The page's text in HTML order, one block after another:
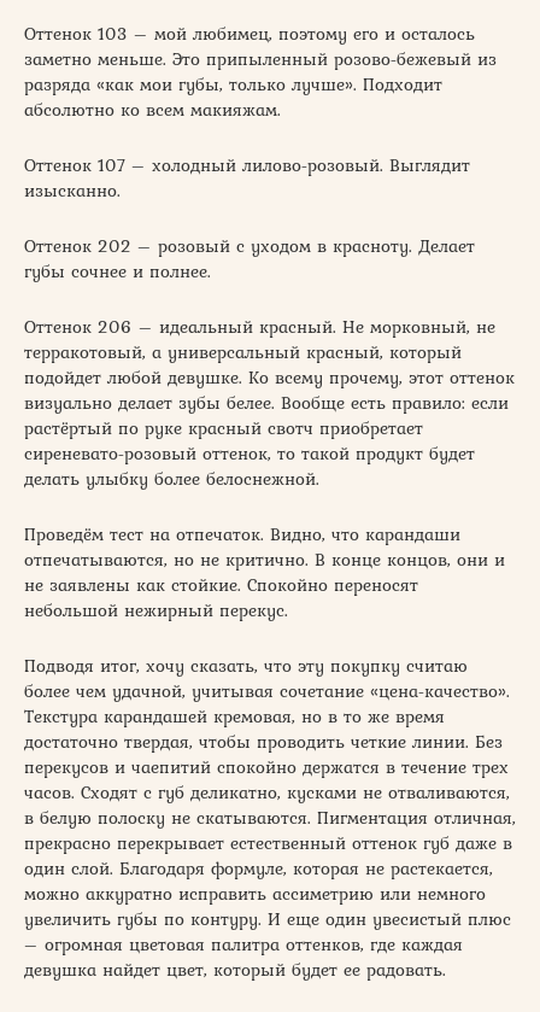
Оттенок 103 – мой любимец, поэтому его и осталось
заметно меньше. Это припыленный розово-бежевый из
разряда «как мои губы, только лучше». Подходит
абсолютно ко всем макияжам.
Оттенок 107 – холодный лилово-розовый. Выглядит
изысканно.
Оттенок 202 – розовый с уходом в красноту. Делает
губы сочнее и полнее.
Оттенок 206 – идеальный красный. Не морковный, не
терракотовый, а универсальный красный, который
подойдет любой девушке. Ко всему прочему, этот оттенок
визуально делает зубы белее. Вообще есть правило: если
растёртый по руке красный свотч приобретает
сиреневато-розовый оттенок, то такой продукт будет
делать улыбку более белоснежной.
Проведём тест на отпечаток. Видно, что карандаши
отпечатываются, но не критично. В конце концов, они и
не заявлены как стойкие. Спокойно переносят
небольшой нежирный перекус.
Подводя итог, хочу сказать, что эту покупку считаю
более чем удачной, учитывая сочетание «цена-качество».
Текстура карандашей кремовая, но в то же время
достаточно твердая, чтобы проводить четкие линии. Без
перекусов и чаепитий спокойно держатся в течение трех
часов. Сходят с губ деликатно, кусками не отваливаются,
в белую полоску не скатываются. Пигментация отличная,
прекрасно перекрывает естественный оттенок губ даже в
один слой. Благодаря формуле, которая не растекается,
можно аккуратно исправить ассиметрию или немного
увеличить губы по контуру. И еще один увесистый плюс
– огромная цветовая палитра оттенков, где каждая
девушка найдет цвет, который будет ее радовать.